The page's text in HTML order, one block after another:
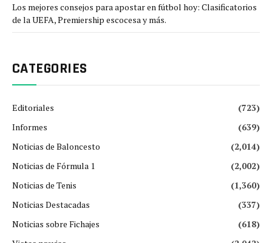
Los mejores consejos para apostar en fútbol hoy: Clasificatorios
de la UEFA, Premiership escocesa y más.
CATEGORIES
Editoriales
(723)
Informes
(639)
Noticias de Baloncesto
(2,014)
Noticias de Fórmula 1
(2,002)
Noticias de Tenis
(1,360)
Noticias Destacadas
(337)
Noticias sobre Fichajes
(618)